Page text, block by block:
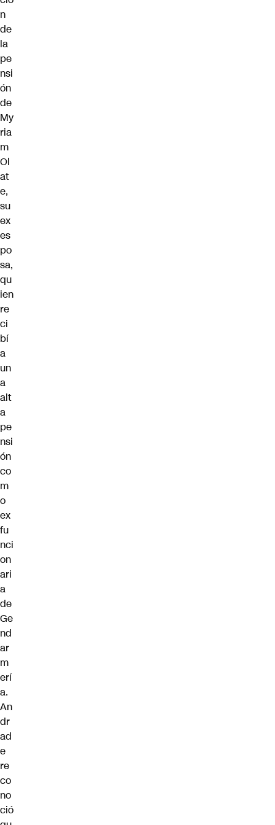
n
de
la
pe
nsi
ón
de
My
ria
m
Ol
at
e,
su
ex
es
po
sa,
qu
ien
re
ci
bí
a
un
a
alt
a
pe
nsi
ón
co
m
o
ex
fu
nci
on
ari
a
de
Ge
nd
ar
m
erí
a.
An
dr
ad
e
re
co
no
ció